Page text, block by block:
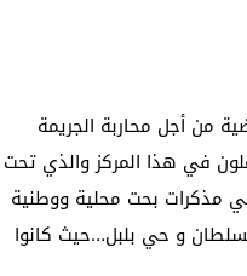
من أجل محاربة الجريمة
في هذا المركز والذي تحت
مذكرات بحت محلية ووطنية
و حي بلبل…حيث كانوا